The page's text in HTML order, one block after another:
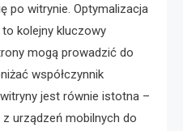
po witrynie. Optymalizacja
kolejny kluczowy
mogą prowadzić do
współczynnik
jest równie istotna –
urządzeń mobilnych do